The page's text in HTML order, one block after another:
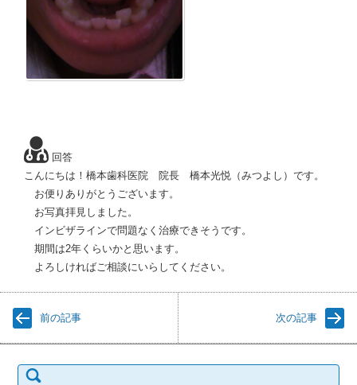
回答
こんにちは！橋本歯科医院 院長 橋本光悦（みつよし）です。
お便りありがとうございます。
お写真拝見しました。
インビザラインで問題なく治療できそうです。
期間は2年くらいかと思います。
よろしければご相談にいらしてください。
前の記事 次の記事
検